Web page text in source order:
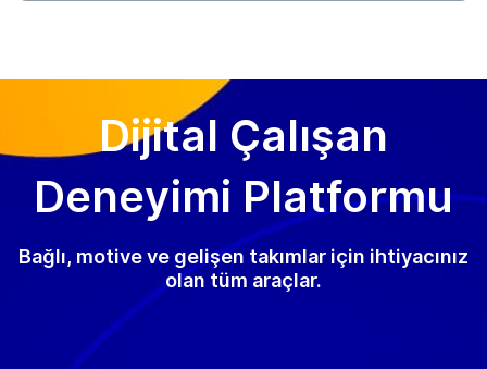
Dijital Çalışan
Deneyimi Platformu
Bağlı, motive ve gelişen takımlar için ihtiyacınız
olan tüm araçlar.